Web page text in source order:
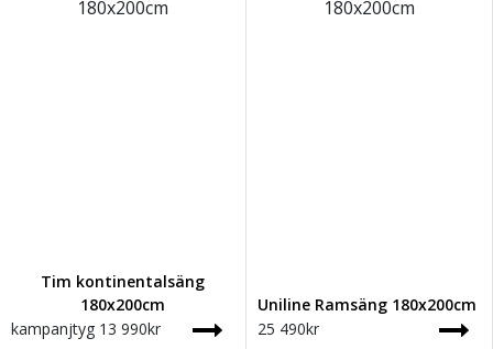
Tim kontinentalsäng
180x200cm
kampanjtyg 13 990kr
Uniline Ramsäng 180x200cm
25 490kr